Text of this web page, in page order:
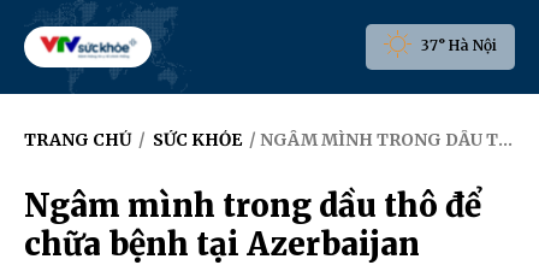
37° Hà Nội
TRANG CHỦ / SỨC KHỎE / NGÂM MÌNH TRONG DẦU THÔ ĐỂ CHỮA BỆNH TẠI AZERBAIJAN
Ngâm mình trong dầu thô để
chữa bệnh tại Azerbaijan